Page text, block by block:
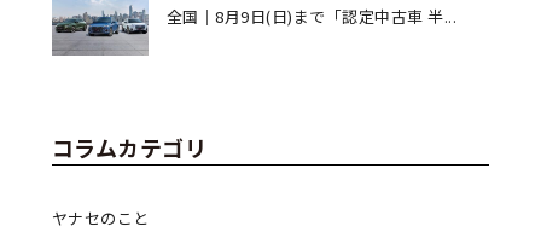
全国｜8月9日(日)まで「認定中古車 半...
コラムカテゴリ
ヤナセのこと